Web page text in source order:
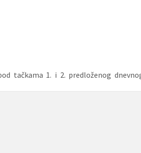
tačkama 1. i 2. predloženog